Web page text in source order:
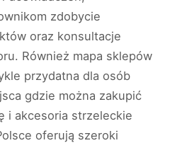
zdobycie
oraz konsultacje
Również mapa sklepów
przydatna dla osób
gdzie można zakupić
i akcesoria strzeleckie
oferują szeroki